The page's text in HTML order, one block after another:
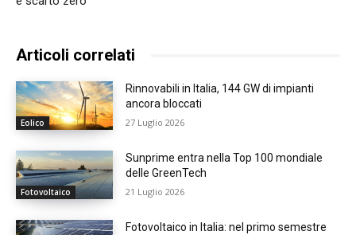
Articoli correlati
Eolico
Rinnovabili in Italia, 144 GW di impianti
ancora bloccati
27 Luglio 2026
Fotovoltaico
Sunprime entra nella Top 100 mondiale
delle GreenTech
21 Luglio 2026
Fotovoltaico in Italia: nel primo semestre